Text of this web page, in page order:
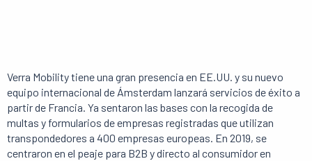
Verra Mobility tiene una gran presencia en EE.UU. y su nuevo
equipo internacional de Ámsterdam lanzará servicios de éxito a
partir de Francia. Ya sentaron las bases con la recogida de
multas y formularios de empresas registradas que utilizan
transpondedores a 400 empresas europeas. En 2019, se
centraron en el peaje para B2B y directo al consumidor en